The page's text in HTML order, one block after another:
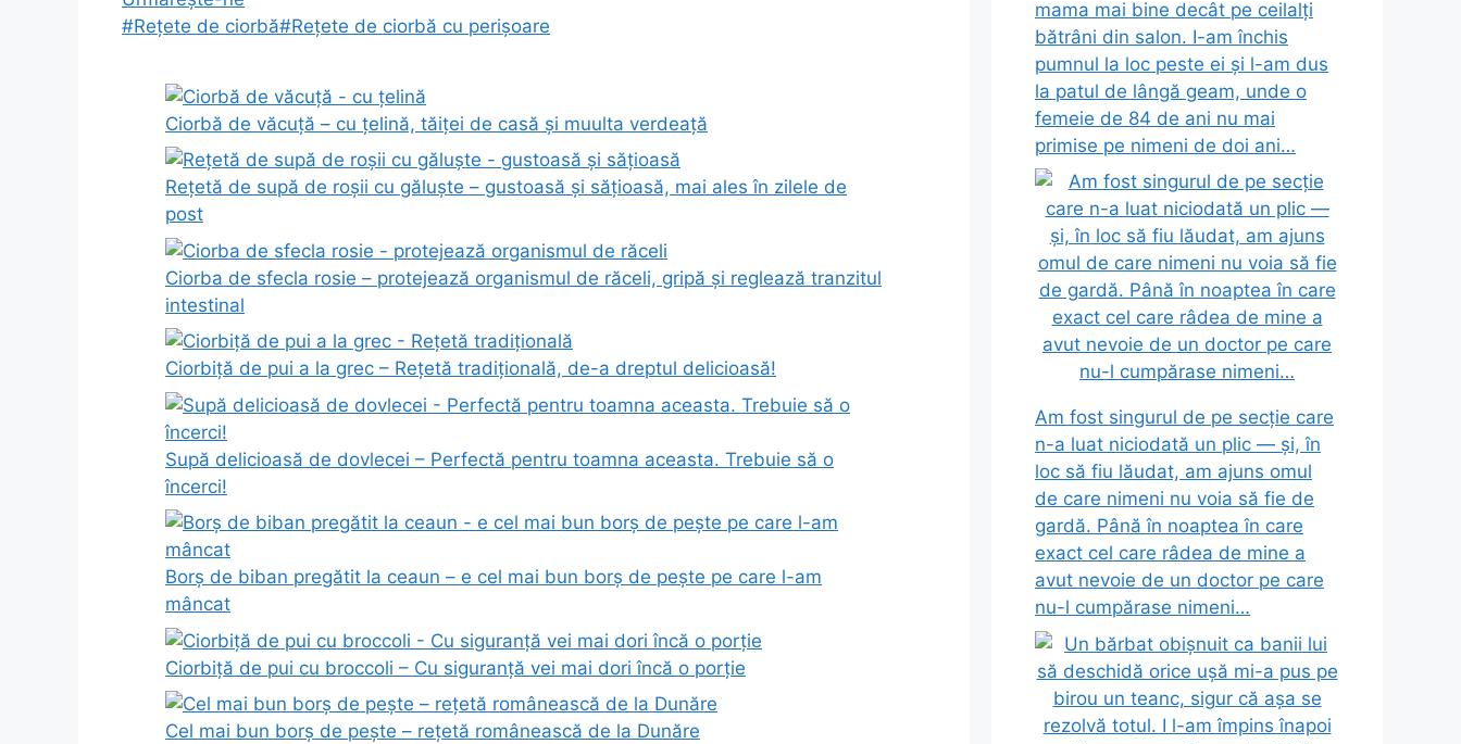
#Rețete de ciorbă#Rețete de ciorbă cu perișoare
Ciorbă de văcuță – cu țelină, tăiței de casă și muulta verdeață
Rețetă de supă de roșii cu găluște – gustoasă și sățioasă, mai ales în zilele de
post
Ciorba de sfecla rosie – protejează organismul de răceli, gripă și reglează tranzitul
intestinal
Ciorbiță de pui a la grec – Rețetă tradițională, de-a dreptul delicioasă!
Supă delicioasă de dovlecei – Perfectă pentru toamna aceasta. Trebuie să o
încerci!
Borș de biban pregătit la ceaun – e cel mai bun borș de pește pe care l-am
mâncat
Ciorbiță de pui cu broccoli – Cu siguranță vei mai dori încă o porție
Cel mai bun borș de pește – rețetă românească de la Dunăre
mama mai bine decât pe ceilalți
bătrâni din salon. I-am închis
pumnul la loc peste ei și l-am dus
la patul de lângă geam, unde o
femeie de 84 de ani nu mai
primise pe nimeni de doi ani…
Am fost singurul de pe secție care
n-a luat niciodată un plic — și, în
loc să fiu lăudat, am ajuns omul
de care nimeni nu voia să fie de
gardă. Până în noaptea în care
exact cel care râdea de mine a
avut nevoie de un doctor pe care
nu-l cumpărase nimeni…